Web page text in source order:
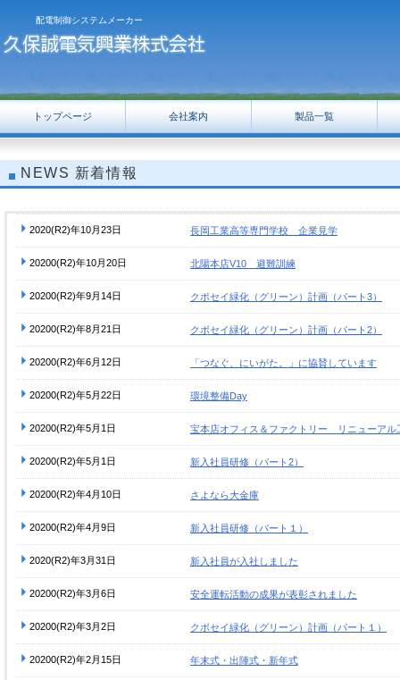
配電制御システムメーカー
NEWS 新着情報
2020(R2)年10月23日 長岡工業高等専門学校 企業見学
20200(R2)年10月20日 北陽本店V10 避難訓練
20200(R2)年9月14日 クボセイ緑化（グリーン）計画（パート3）
20200(R2)年8月21日 クボセイ緑化（グリーン）計画（パート2）
20200(R2)年6月12日 「つなぐ、にいがた。」に協賛しています
20200(R2)年5月22日 環境整備Day
20200(R2)年5月1日 宝本店オフィス＆ファクトリー リニューアル
20200(R2)年5月1日 新入社員研修（パート2）
20200(R2)年4月10日 さよなら大金庫
20200(R2)年4月9日 新入社員研修（パート１）
2020(R2)年3月31日 新入社員が入社しました
20200(R2)年3月6日 安全運転活動の成果が表彰されました
20200(R2)年3月2日 クボセイ緑化（グリーン）計画（パート１）
20200(R2)年2月15日 年末式・出陣式・新年式
トップページ 会社案内 製品一覧